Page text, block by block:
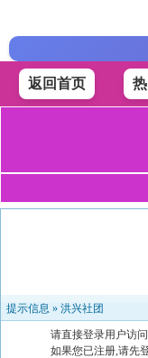
返回首页
提示信息 » 洪兴社团
请直接登录用户访
如果您已注册,请先